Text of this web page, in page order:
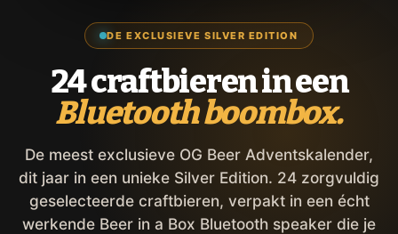
DE EXCLUSIEVE SILVER EDITION
24 craftbieren in een
Bluetooth boombox.
De meest exclusieve OG Beer Adventskalender,
dit jaar in een unieke Silver Edition. 24 zorgvuldig
geselecteerde craftbieren, verpakt in een écht
werkende Beer in a Box Bluetooth speaker die je